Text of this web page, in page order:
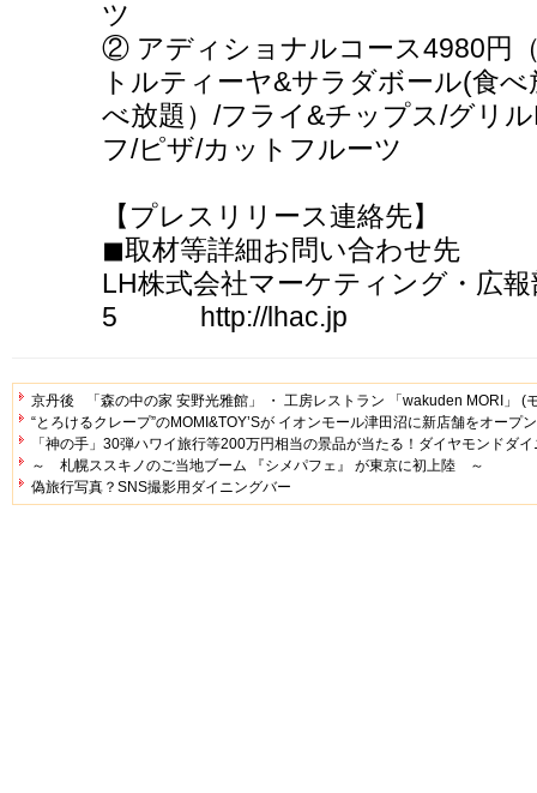
ツ
② アディショナルコース4980円
トルティーヤ&サラダボール(食
べ放題）/フライ&チップス/グリ
フ/ピザ/カットフルーツ
【プレスリリース連絡先】
◼︎取材等詳細お問い合わせ先
LH株式会社マーケティング・広
5 http://lhac.jp
京丹後 「森の中の家 安野光雅館」 ・ 工房レストラン 「wakuden MORI」 (
“とろけるクレープ”のMOMI&TOY’Sが イオンモール津田沼に新店舗をオープン
「神の手」30弾ハワイ旅行等200万円相当の景品が当たる！ダイヤモンドダ
～ 札幌ススキノのご当地ブーム 『シメパフェ』 が東京に初上陸 ～
偽旅行写真？SNS撮影用ダイニングバー